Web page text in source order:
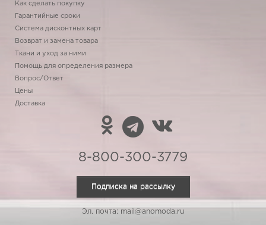
Как сделать покупку
Гарантийные сроки
Система дисконтных карт
Возврат и замена товара
Ткани и уход за ними
Помощь для определения размера
Вопрос/Ответ
Цены
Доставка
8-800-300-3779
Подписка на рассылку
Эл. почта: mail@anomoda.ru